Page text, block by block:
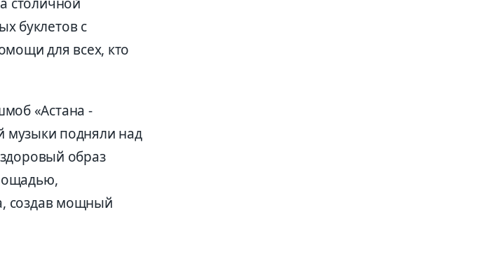
буклетов с
для всех, кто
«Астана -
музыки подняли над
образ
создав мощный